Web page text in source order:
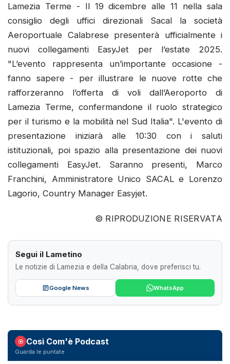
Lamezia Terme - Il 19 dicembre alle 11 nella sala
consiglio degli uffici direzionali Sacal la società
Aeroportuale Calabrese presenterà ufficialmente i
nuovi collegamenti EasyJet per l’estate 2025.
"L’evento rappresenta un’importante occasione -
fanno sapere - per illustrare le nuove rotte che
rafforzeranno l’offerta di voli dall’Aeroporto di
Lamezia Terme, confermandone il ruolo strategico
per il turismo e la mobilità nel Sud Italia". L'evento di
presentazione iniziarà alle 10:30 con i saluti
istituzionali, poi spazio alla presentazione dei nuovi
collegamenti EasyJet. Saranno presenti, Marco
Franchini, Amministratore Unico SACAL e Lorenzo
Lagorio, Country Manager Easyjet.
© RIPRODUZIONE RISERVATA
Segui il Lametino
Le notizie di Lamezia e della Calabria, dove preferisci tu.
Google News WhatsApp
Così Com'è Podcast
Guarda le puntate